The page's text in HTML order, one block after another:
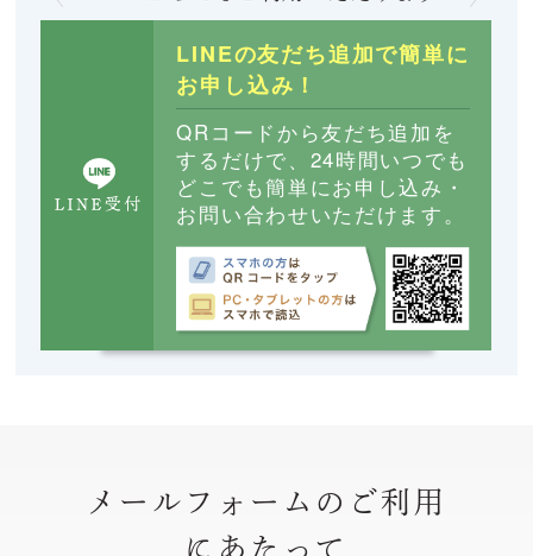
LINEの友だち追加で簡単に
お申し込み！
QRコードから友だち追加を
するだけで、24時間いつでも
どこでも簡単にお申し込み・
お問い合わせいただけます。
メールフォームのご利用
にあたって